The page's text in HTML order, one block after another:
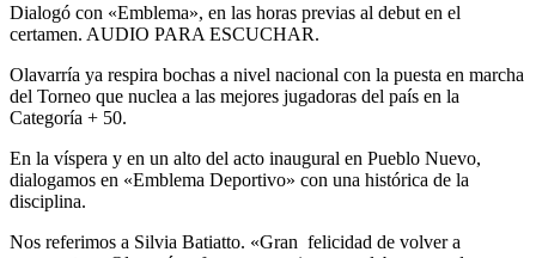
Dialogó con «Emblema», en las horas previas al debut en el
certamen. AUDIO PARA ESCUCHAR.
Olavarría ya respira bochas a nivel nacional con la puesta en marcha
del Torneo que nuclea a las mejores jugadoras del país en la
Categoría + 50.
En la víspera y en un alto del acto inaugural en Pueblo Nuevo,
dialogamos en «Emblema Deportivo» con una histórica de la
disciplina.
Nos referimos a Silvia Batiatto. «Gran felicidad de volver a